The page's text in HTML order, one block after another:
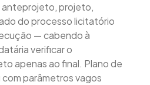
projeto,
do processo licitatório
— cabendo à
verificar o
apenas ao final. Plano de
parâmetros vagos